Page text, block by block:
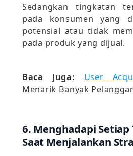
Sedangkan tingkatan
pada konsumen yang
potensial atau tidak
pada produk yang dijual.
Baca juga: User
Menarik Banyak
6. Menghadapi Setiap
Saat Menjalankan